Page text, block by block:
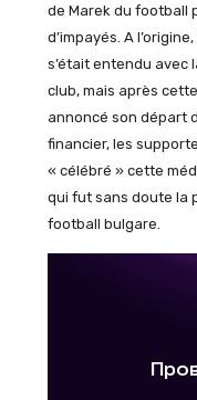
de Marek du football
d’impayés. A
s’était entendu avec
club, mais après
annoncé son départ
financier, les
« célébré » cette
qui fut sans doute la
football bulgare.